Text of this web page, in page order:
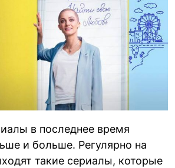
в последнее время
и больше. Регулярно на
такие сериалы, которые